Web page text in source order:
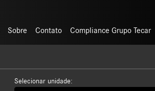
Sobre Contato Compliance Grupo Tecar
Selecionar unidade:
Sobre Contato Compliance Grupo Tecar